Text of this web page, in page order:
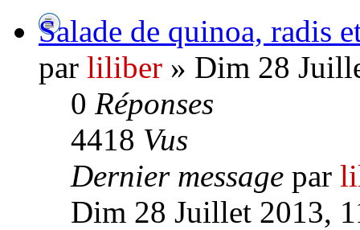
Salade de quinoa, radis
par liliber » Dim 28
0 Réponses
4418 Vus
Dernier message par
Dim 28 Juillet 2013,